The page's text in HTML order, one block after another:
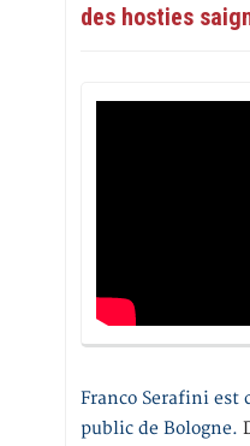
des hosties
Franco Serafini est
public de Bologne.